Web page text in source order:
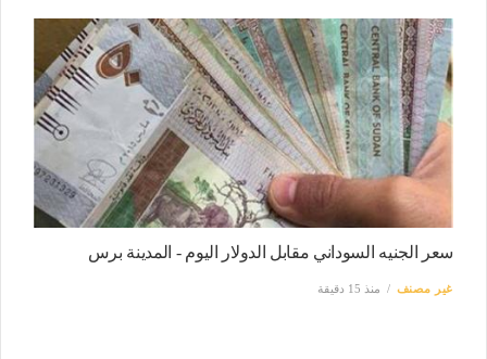
سعر الجنيه السوداني مقابل الدولار اليوم - المدينة برس
غير مصنف منذ 15 دقيقة